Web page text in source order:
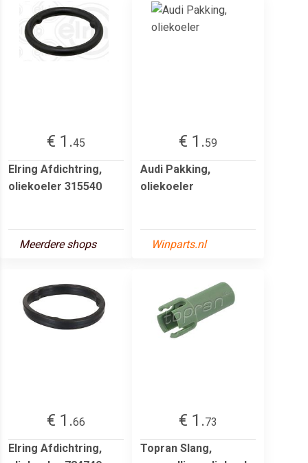
€ 1.45
Elring Afdichtring,
oliekoeler 315540
Meerdere shops
€ 1.59
Audi Pakking,
oliekoeler
Winparts.nl
€ 1.66
Elring Afdichtring,
€ 1.73
Topran Slang,